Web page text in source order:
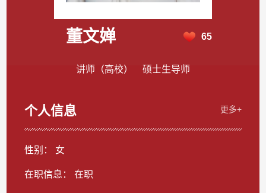
董文婵 65
讲师（高校） 硕士生导师
个人信息 更多+
性别： 女
在职信息： 在职